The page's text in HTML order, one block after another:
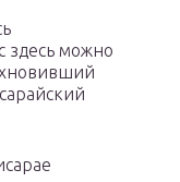
здесь можно